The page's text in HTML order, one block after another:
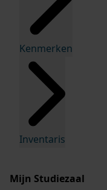
Kenmerken
Inventaris
Mijn Studiezaal